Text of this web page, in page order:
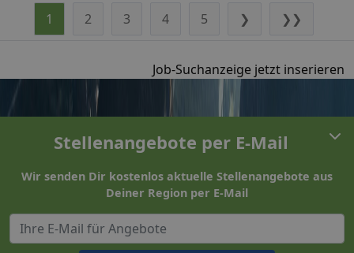
1 2 3 4 5 ❯ ❯❯
Job-Suchanzeige jetzt inserieren
Stellenangebote per E-Mail
Wir senden Dir kostenlos aktuelle Stellenangebote aus
Deiner Region per E-Mail